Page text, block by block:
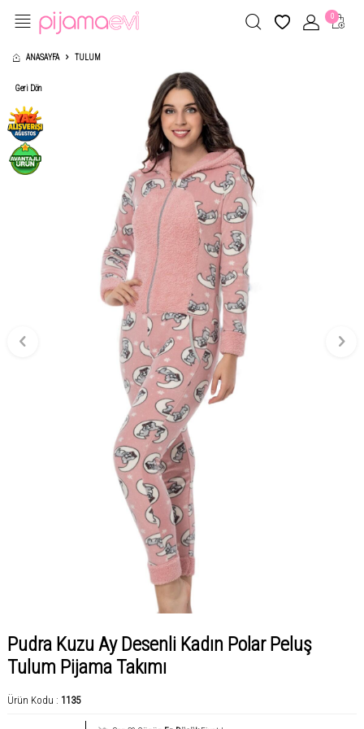
0
ANASAYFA TULUM
Geri Dön
Pudra Kuzu Ay Desenli Kadın Polar Peluş
Tulum Pijama Takımı
Ürün Kodu : 1135